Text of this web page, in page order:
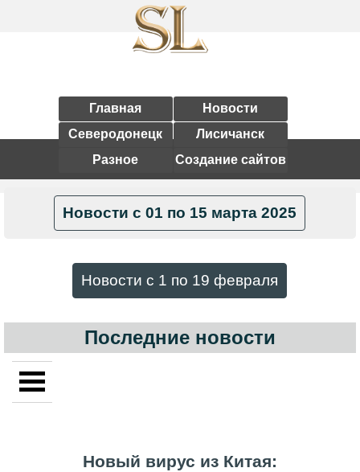
Главная
Новости
Северодонецк
Лисичанск
Разное
Создание сайтов
Новости с 01 по 15 марта 2025
Новости с 1 по 19 февраля
Последние новости
Новый вирус из Китая: